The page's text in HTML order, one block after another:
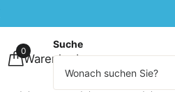
Suche
Warenkorb
0